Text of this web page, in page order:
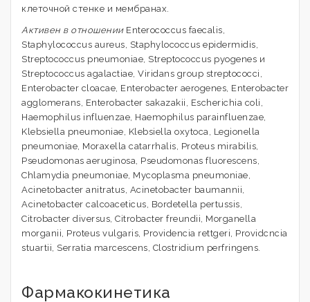
клеточной стенке и мембранах.
Активен в отношении Enterococcus faecalis,
Staphylococcus aureus, Staphylococcus epidermidis,
Streptococcus pneumoniae, Streptococcus pyogenes и
Streptococcus agalactiae, Viridans group streptococci,
Enterobacter cloacae, Enterobacter aerogenes, Enterobacter
agglomerans, Enterobacter sakazakii, Escherichia coli,
Haemophilus influеnzае, Haemophilus parainfluenzae,
Klebsiella pneumoniae, Klebsiella oxytoca, Legionella
pneumoniae, Moraxella catarrhalis, Proteus mirabilis,
Pseudomonas aeruginosa, Pseudomonas fluorescens,
Chlamydia pneumoniae, Mycoplasma pneumoniae,
Acinetobacter anitratus, Acinetobacter baumannii,
Acinetobacter calcoaceticus, Bordetella pertussis,
Citrobacter diversus, Citrobacter freundii, Morganella
morganii, Proteus vulgaris, Providencia rettgeri, Providcncia
stuartii, Serratia marcescens, Clostridium perfringens.
Фармакокинетика